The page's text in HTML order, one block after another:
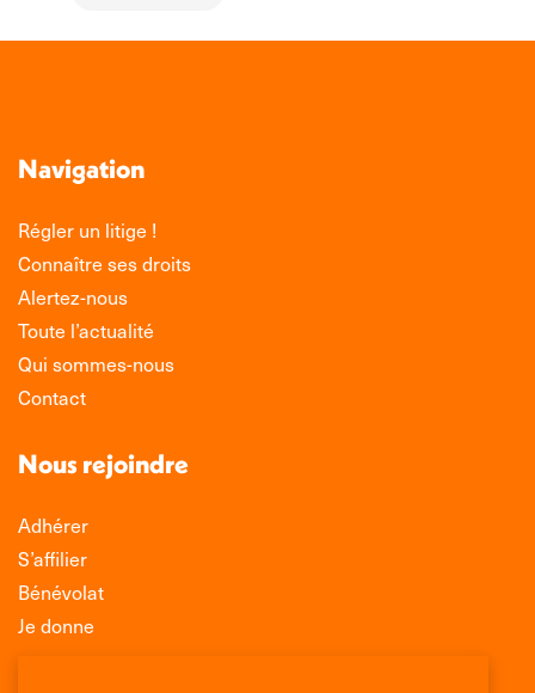
Navigation
Régler un litige !
Connaître ses droits
Alertez-nous
Toute l’actualité
Qui sommes-nous
Contact
Nous rejoindre
Adhérer
S’affilier
Bénévolat
Je donne